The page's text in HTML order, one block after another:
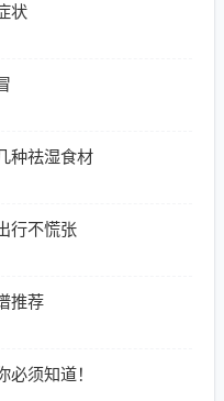
状
种祛湿食材
行不慌张
推荐
须知道！